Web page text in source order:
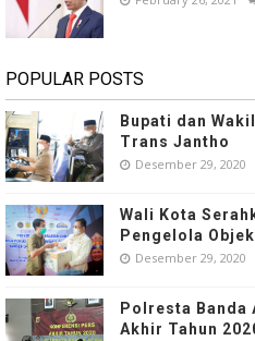
POPULAR POSTS
Bupati dan
Trans Jantho
Desember 29, 2020
Wali Kota
Pengelola
Desember 29, 2020
Polresta Banda
Akhir Tahun